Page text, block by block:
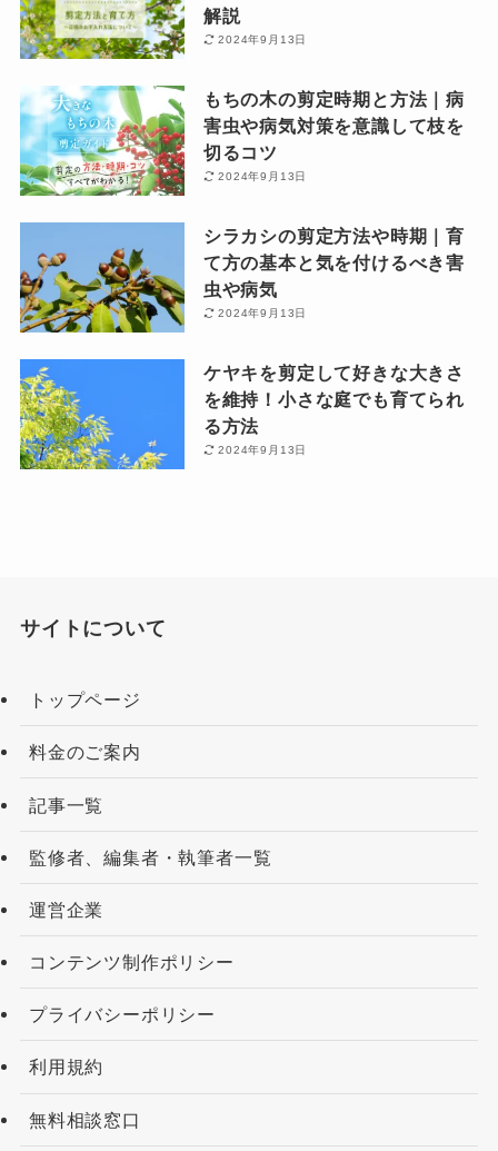
解説
2024年9月13日
もちの木の剪定時期と方法｜病
害虫や病気対策を意識して枝を
切るコツ
2024年9月13日
シラカシの剪定方法や時期｜育
て方の基本と気を付けるべき害
虫や病気
2024年9月13日
ケヤキを剪定して好きな大きさ
を維持！小さな庭でも育てられ
る方法
2024年9月13日
サイトについて
トップページ
料金のご案内
記事一覧
監修者、編集者・執筆者一覧
運営企業
コンテンツ制作ポリシー
プライバシーポリシー
利用規約
無料相談窓口